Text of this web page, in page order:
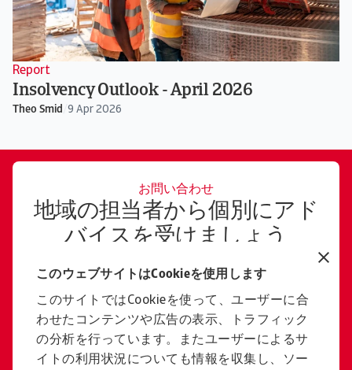
このウェブサイトはCookieを使用します
このサイトではCookieを使って、ユーザーに合
わせたコンテンツや広告の表示、トラフィック
の分析を行っています。またユーザーによるサ
イトの利用状況についても情報を収集し、ソー
Report
Insolvency Outlook - April 2026
Theo Smid 9 Apr 2026
お問い合わせ
地域の担当者から個別にアド
バイスを受けましょう
ご連絡ください
採用情報
国際的な企業の一員になりま